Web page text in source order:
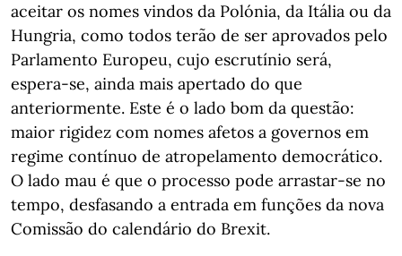
aceitar os nomes vindos da Polónia, da Itália ou da
Hungria, como todos terão de ser aprovados pelo
Parlamento Europeu, cujo escrutínio será,
espera-se, ainda mais apertado do que
anteriormente. Este é o lado bom da questão:
maior rigidez com nomes afetos a governos em
regime contínuo de atropelamento democrático.
O lado mau é que o processo pode arrastar-se no
tempo, desfasando a entrada em funções da nova
Comissão do calendário do Brexit.